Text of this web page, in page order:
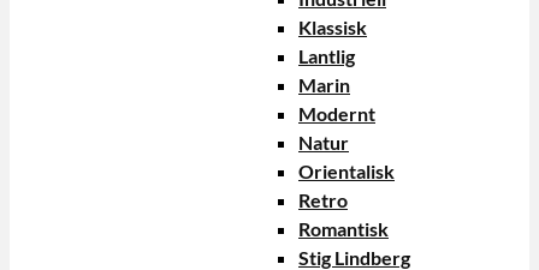
Klassisk
Lantlig
Marin
Modernt
Natur
Orientalisk
Retro
Romantisk
Stig Lindberg